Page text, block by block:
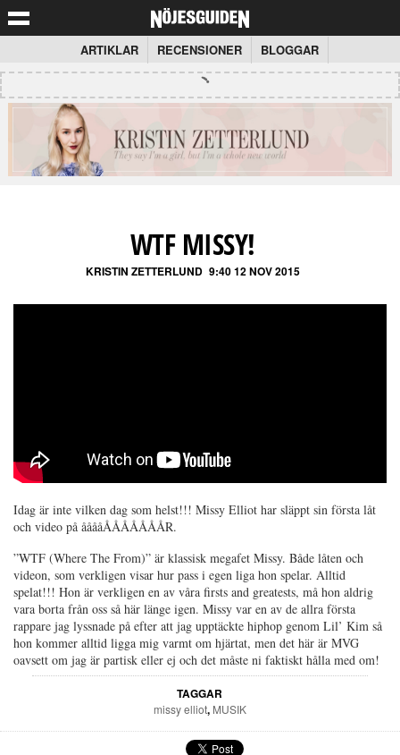
ARTIKLAR RECENSIONER BLOGGAR
WTF MISSY!
KRISTIN ZETTERLUND 9:40 12 NOV 2015
Idag är inte vilken dag som helst!!! Missy Elliot har släppt sin första låt
och video på ååååÅÅÅÅÅÅÅR.
”WTF (Where The From)” är klassisk megafet Missy. Både låten och
videon, som verkligen visar hur pass i egen liga hon spelar. Alltid
spelat!!! Hon är verkligen en av våra firsts and greatests, må hon aldrig
vara borta från oss så här länge igen. Missy var en av de allra första
rappare jag lyssnade på efter att jag upptäckte hiphop genom Lil’ Kim så
hon kommer alltid ligga mig varmt om hjärtat, men det här är MVG
oavsett om jag är partisk eller ej och det måste ni faktiskt hålla med om!
TAGGAR
missy elliot, MUSIK